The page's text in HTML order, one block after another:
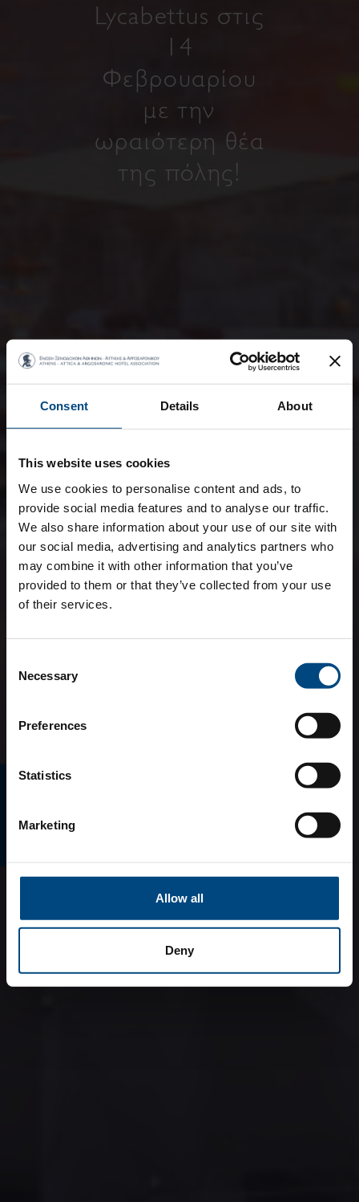
Consent Details About
This website uses cookies
We use cookies to personalise content and ads, to
provide social media features and to analyse our traffic.
We also share information about your use of our site with
our social media, advertising and analytics partners who
may combine it with other information that you’ve
provided to them or that they’ve collected from your use
of their services.
Selection
Necessary
Preferences
Statistics
Marketing
Allow all
Deny
Lycabettus στις
14
Φεβρουαρίου
με την
ωραιότερη θέα
της πόλης!
E-MAGAZINO